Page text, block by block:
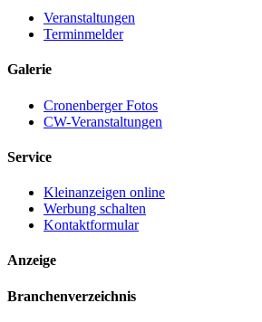
Veranstaltungen
Terminmelder
Galerie
Cronenberger Fotos
CW-Veranstaltungen
Service
Kleinanzeigen online
Werbung schalten
Kontaktformular
Anzeige
Branchenverzeichnis